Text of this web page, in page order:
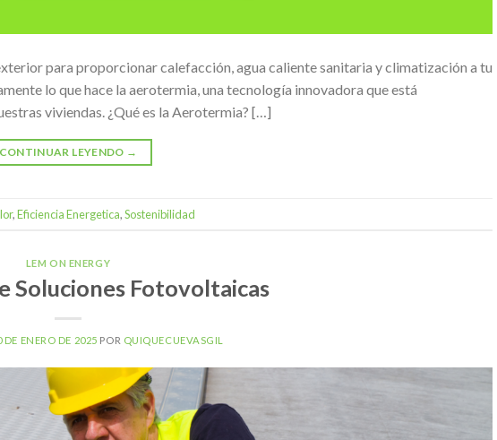
para proporcionar calefacción, agua caliente sanitaria y climatización a tu
lo que hace la aerotermia, una tecnología innovadora que está
viviendas. ¿Qué es la Aerotermia? […]
CONTINUAR LEYENDO →
,Eficiencia Energetica,Sostenibilidad
LEM ON ENERGY
Soluciones Fotovoltaicas
DE ENERO DE 2025 POR QUIQUECUEVASGIL